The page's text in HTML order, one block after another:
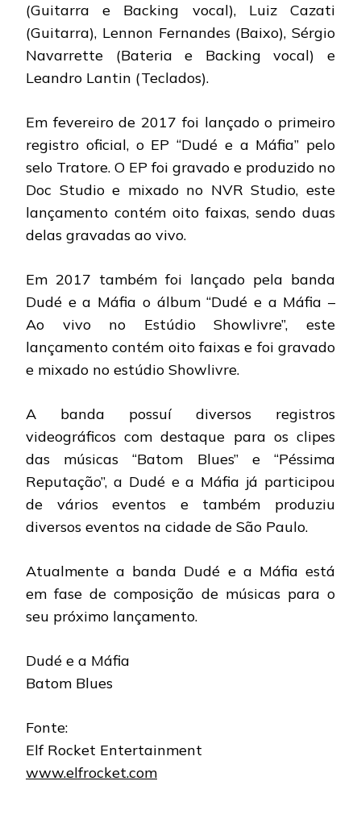
(Guitarra e Backing vocal), Luiz Cazati
(Guitarra), Lennon Fernandes (Baixo), Sérgio
Navarrette (Bateria e Backing vocal) e
Leandro Lantin (Teclados).
Em fevereiro de 2017 foi lançado o primeiro
registro oficial, o EP “Dudé e a Máfia” pelo
selo Tratore. O EP foi gravado e produzido no
Doc Studio e mixado no NVR Studio, este
lançamento contém oito faixas, sendo duas
delas gravadas ao vivo.
Em 2017 também foi lançado pela banda
Dudé e a Máfia o álbum “Dudé e a Máfia –
Ao vivo no Estúdio Showlivre”, este
lançamento contém oito faixas e foi gravado
e mixado no estúdio Showlivre.
A banda possuí diversos registros
videográficos com destaque para os clipes
das músicas “Batom Blues” e “Péssima
Reputação”, a Dudé e a Máfia já participou
de vários eventos e também produziu
diversos eventos na cidade de São Paulo.
Atualmente a banda Dudé e a Máfia está
em fase de composição de músicas para o
seu próximo lançamento.
Dudé e a Máfia
Batom Blues
Fonte:
Elf Rocket Entertainment
www.elfrocket.com